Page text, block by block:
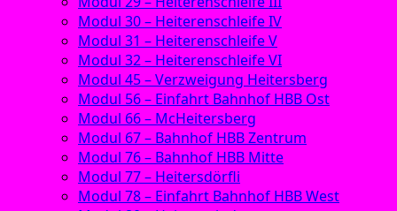
Modul 30 – Heiterenschleife IV
Modul 31 – Heiterenschleife V
Modul 32 – Heiterenschleife VI
Modul 45 – Verzweigung Heitersberg
Modul 56 – Einfahrt Bahnhof HBB Ost
Modul 66 – McHeitersberg
Modul 67 – Bahnhof HBB Zentrum
Modul 76 – Bahnhof HBB Mitte
Modul 77 – Heitersdörfli
Modul 78 – Einfahrt Bahnhof HBB West